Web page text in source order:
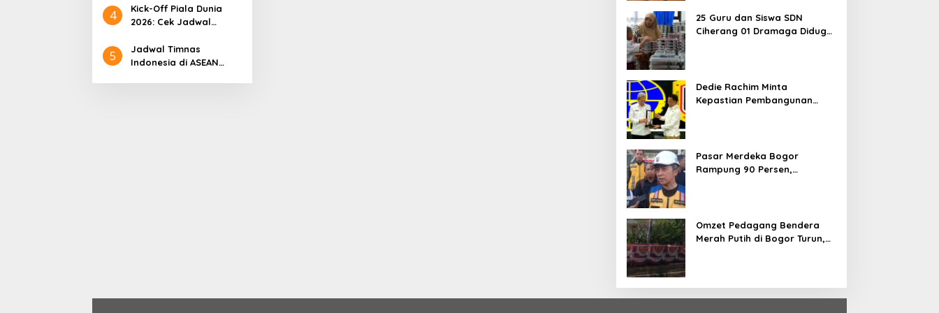
4
Kick-Off Piala Dunia
2026: Cek Jadwal
5
Jadwal Timnas
Indonesia di ASEAN
25 Guru dan Siswa SDN
Ciherang 01 Dramaga Diduga
Dedie Rachim Minta
Kepastian Pembangunan
Pasar Merdeka Bogor
Rampung 90 Persen,
Omzet Pedagang Bendera
Merah Putih di Bogor Turun,